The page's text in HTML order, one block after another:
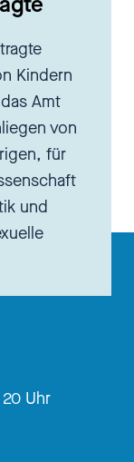
sie
Kindern
Amt
von
für
und
Uhr